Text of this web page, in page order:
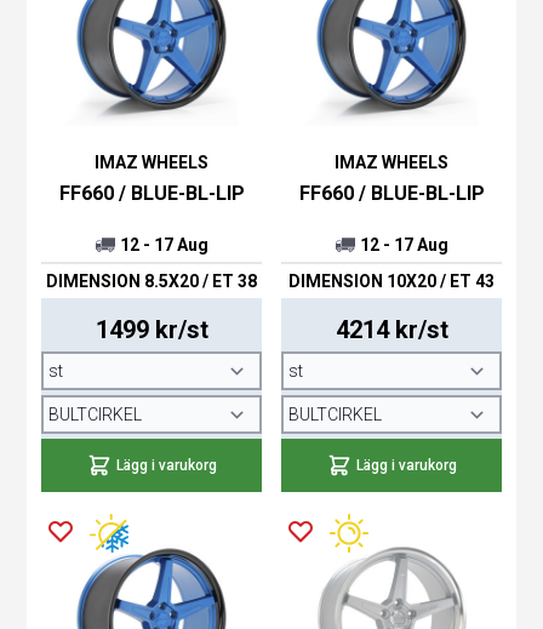
IMAZ WHEELS
FF660 / BLUE-BL-LIP
12 - 17 Aug
DIMENSION 8.5X20 / ET 38
1499 kr/st
Lägg i varukorg
IMAZ WHEELS
FF660 / BLUE-BL-LIP
12 - 17 Aug
DIMENSION 10X20 / ET 43
4214 kr/st
Lägg i varukorg